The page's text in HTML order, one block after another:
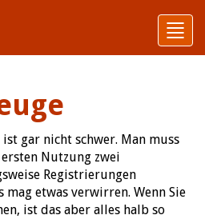
gar nicht schwer. Man muss
Nutzung zwei
Registrierungen
etwas verwirren. Wenn Sie
ist das aber alles halb so